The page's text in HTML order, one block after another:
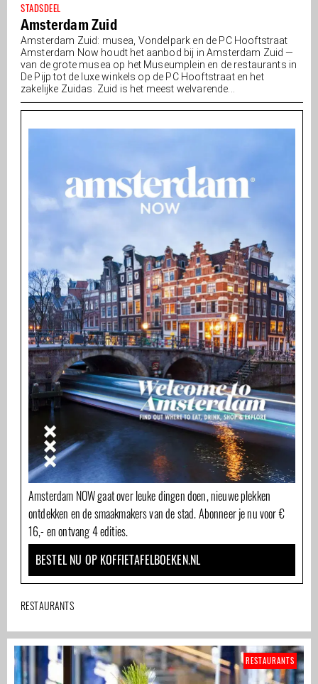
STADSDEEL
Amsterdam Zuid
Amsterdam Zuid: musea, Vondelpark en de PC Hooftstraat
Amsterdam Now houdt het aanbod bij in Amsterdam Zuid —
van de grote musea op het Museumplein en de restaurants in
De Pijp tot de luxe winkels op de PC Hooftstraat en het
zakelijke Zuidas. Zuid is het meest welvarende...
Amsterdam NOW gaat over leuke dingen doen, nieuwe plekken
ontdekken en de smaakmakers van de stad. Abonneer je nu voor €
16,- en ontvang 4 edities.
BESTEL NU OP KOFFIETAFELBOEKEN.NL
RESTAURANTS
RESTAURANTS